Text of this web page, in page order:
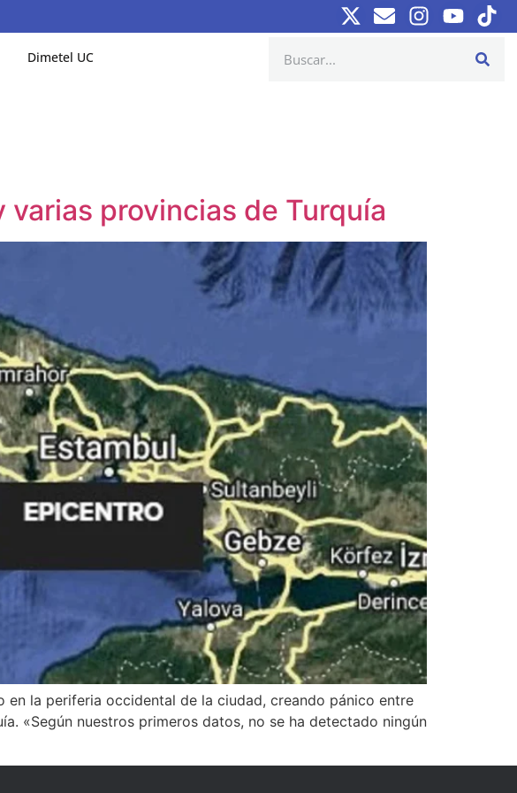
Dimetel UC
provincias de Turquía
la periferia occidental de la ciudad, creando pánico entre
«Según nuestros primeros datos, no se ha detectado ningún